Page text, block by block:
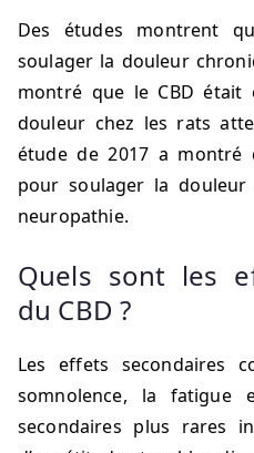
Des études montrent
soulager la douleur
montré que le CBD était
douleur chez les rats
étude de 2017 a montré
pour soulager la
neuropathie.
Quels sont les
du CBD ?
Les effets secondaires
somnolence, la fatigue
secondaires plus rares